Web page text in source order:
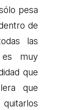
pesa
de
las
muy
que
que